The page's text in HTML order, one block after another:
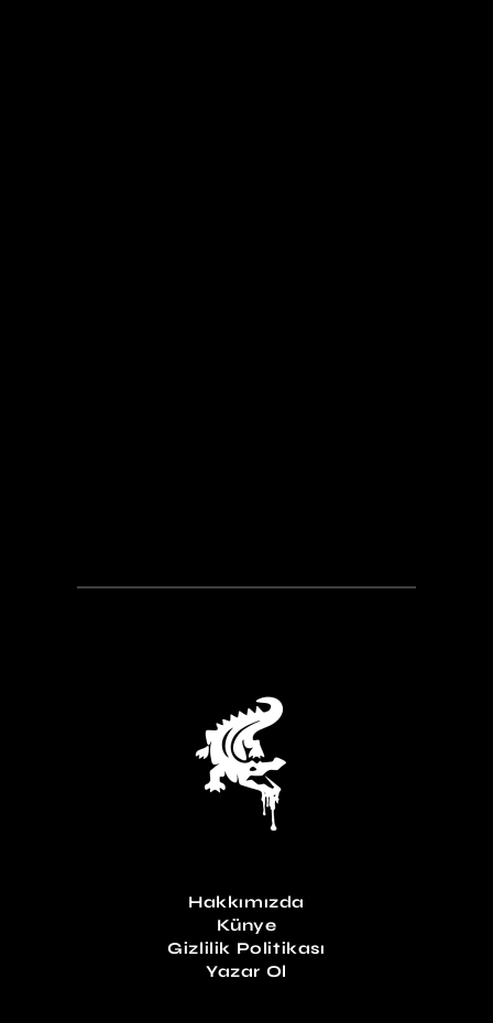
Hakkımızda
Künye
Gizlilik Politikası
Yazar Ol